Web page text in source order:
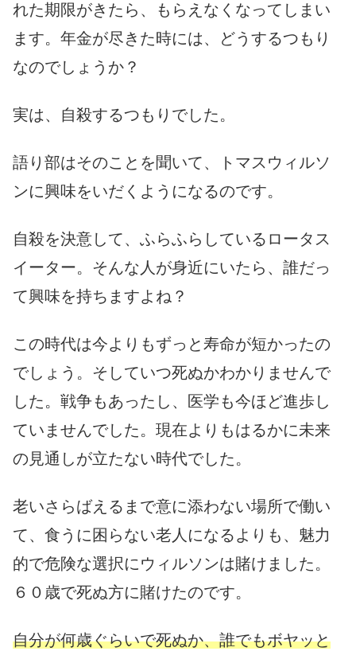
れた期限がきたら、もらえなくなってしまい
ます。年金が尽きた時には、どうするつもり
なのでしょうか？
実は、自殺するつもりでした。
語り部はそのことを聞いて、トマスウィルソ
ンに興味をいだくようになるのです。
自殺を決意して、ふらふらしているロータス
イーター。そんな人が身近にいたら、誰だっ
て興味を持ちますよね？
この時代は今よりもずっと寿命が短かったの
でしょう。そしていつ死ぬかわかりませんで
した。戦争もあったし、医学も今ほど進歩し
ていませんでした。現在よりもはるかに未来
の見通しが立たない時代でした。
老いさらばえるまで意に添わない場所で働い
て、食うに困らない老人になるよりも、魅力
的で危険な選択にウィルソンは賭けました。
６０歳で死ぬ方に賭けたのです。
自分が何歳ぐらいで死ぬか、誰でもボヤッと